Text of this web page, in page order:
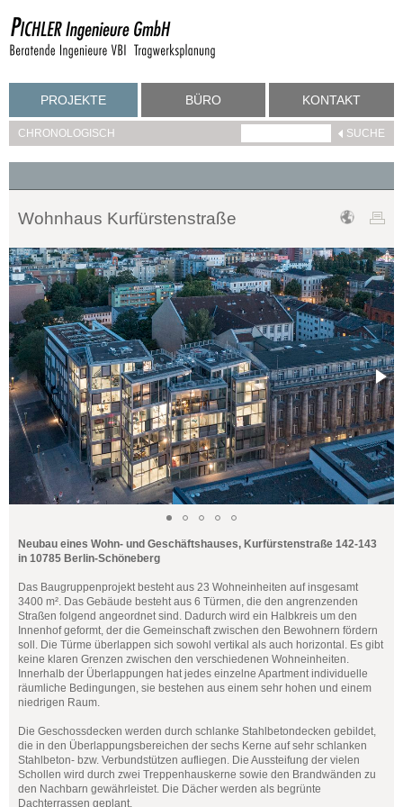
PROJEKTE BÜRO KONTAKT
CHRONOLOGISCH
Wohnhaus Kurfürstenstraße
Neubau eines Wohn- und Geschäftshauses, Kurfürstenstraße 142-143
in 10785 Berlin-Schöneberg
Das Baugruppenprojekt besteht aus 23 Wohneinheiten auf insgesamt
3400 m². Das Gebäude besteht aus 6 Türmen, die den angrenzenden
Straßen folgend angeordnet sind. Dadurch wird ein Halbkreis um den
Innenhof geformt, der die Gemeinschaft zwischen den Bewohnern fördern
soll. Die Türme überlappen sich sowohl vertikal als auch horizontal. Es gibt
keine klaren Grenzen zwischen den verschiedenen Wohneinheiten.
Innerhalb der Überlappungen hat jedes einzelne Apartment individuelle
räumliche Bedingungen, sie bestehen aus einem sehr hohen und einem
niedrigen Raum.
Die Geschossdecken werden durch schlanke Stahlbetondecken gebildet,
die in den Überlappungsbereichen der sechs Kerne auf sehr schlanken
Stahlbeton- bzw. Verbundstützen aufliegen. Die Aussteifung der vielen
Schollen wird durch zwei Treppenhauskerne sowie den Brandwänden zu
den Nachbarn gewährleistet. Die Dächer werden als begrünte
Dachterrassen geplant.